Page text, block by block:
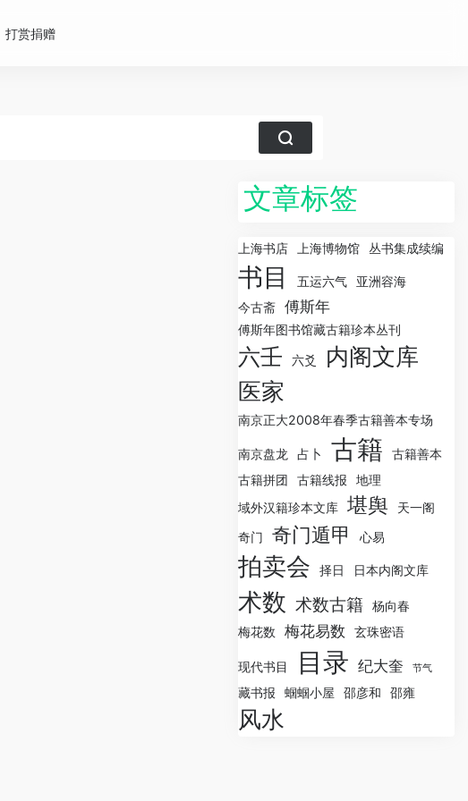
打赏捐赠
文章标签
上海书店 上海博物馆 丛书集成续编
书目 五运六气
亚洲容海
今古斋 傅斯年
傅斯年图书馆藏古籍珍本丛刊
六壬 六爻
内阁文库
医家
南京正大2008年春季古籍善本专场
南京盘龙 占卜 古籍
古籍善本
古籍拼团
古籍线报
地理
域外汉籍珍本文库 堪舆
天一阁
奇门
奇门遁甲 心易
拍卖会 择日 日本内阁文库
术数 术数古籍
杨向春
梅花数
梅花易数 玄珠密语
现代书目 目录 纪大奎 节气
藏书报 蝈蝈小屋 邵彦和 邵雍
风水